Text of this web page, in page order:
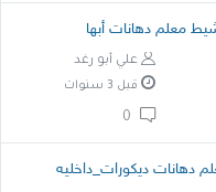
معلم دهانات أبها
علي أبو رغد
قبل 3 سنوات
دهانات ديكورات_داخليه